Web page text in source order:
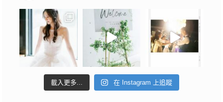
載入更多... 在 Instagram 上追蹤